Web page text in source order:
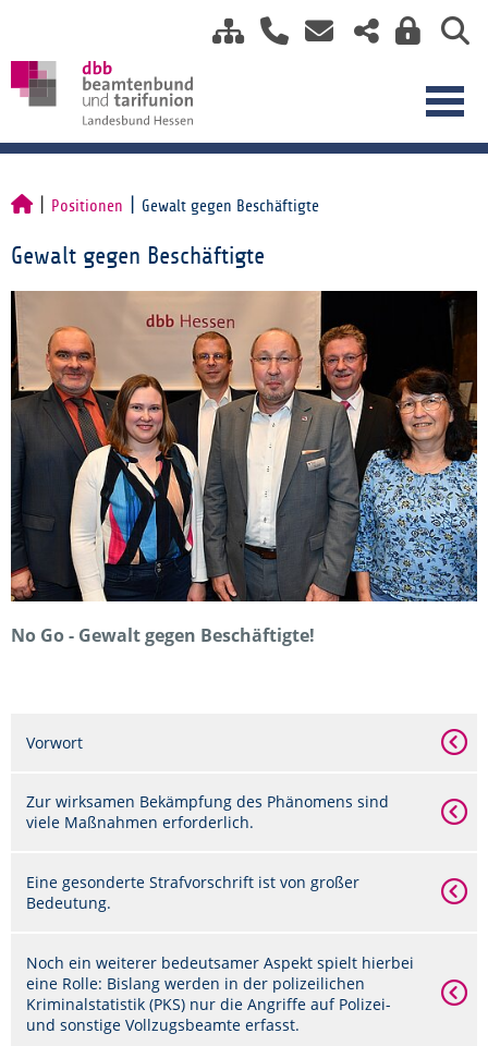
Positionen Gewalt gegen Beschäftigte
Gewalt gegen Beschäftigte
No Go - Gewalt gegen Beschäftigte!
Vorwort
Zur wirksamen Bekämpfung des Phänomens sind
viele Maßnahmen erforderlich.
Eine gesonderte Strafvorschrift ist von großer
Bedeutung.
Noch ein weiterer bedeutsamer Aspekt spielt hierbei
eine Rolle: Bislang werden in der polizeilichen
Kriminalstatistik (PKS) nur die Angriffe auf Polizei-
und sonstige Vollzugsbeamte erfasst.